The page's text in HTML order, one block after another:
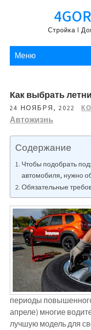
содержимомуСтройка l
Меню
Как выбрать
24 НОЯБРЯ, 2022
Автожизнь
Содержание
Чтобы подобрать
автомобиля, нужно
Обязательные
периоды
апреле) многие
лучшую модель для